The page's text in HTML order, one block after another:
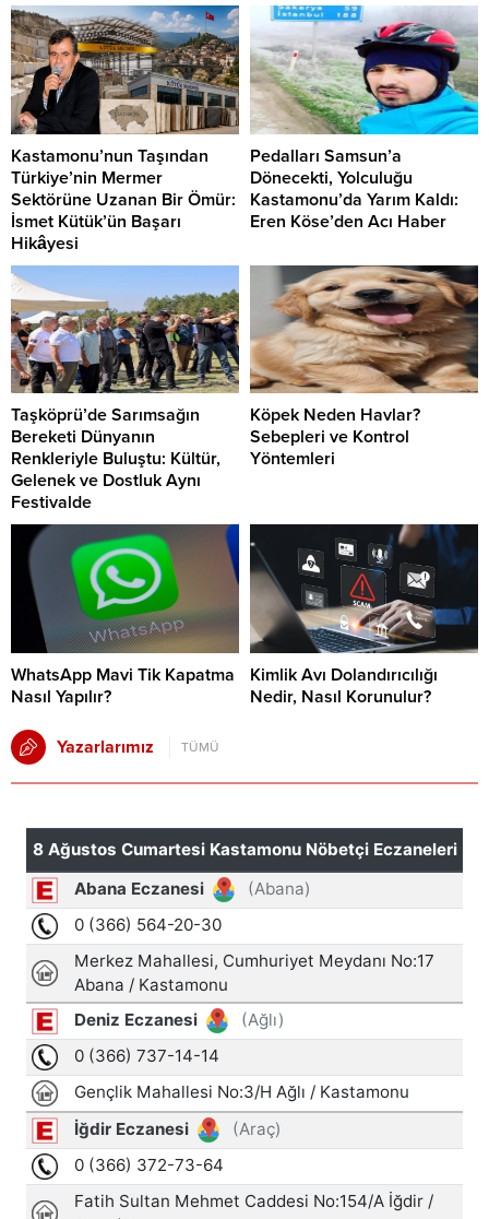
Kastamonu’nun Taşından
Türkiye’nin Mermer
Sektörüne Uzanan Bir Ömür:
İsmet Kütük’ün Başarı
Hikâyesi
Pedalları Samsun’a
Dönecekti, Yolculuğu
Kastamonu’da Yarım Kaldı:
Eren Köse’den Acı Haber
Taşköprü’de Sarımsağın
Bereketi Dünyanın
Renkleriyle Buluştu: Kültür,
Gelenek ve Dostluk Aynı
Festivalde
Köpek Neden Havlar?
Sebepleri ve Kontrol
Yöntemleri
WhatsApp Mavi Tik Kapatma
Nasıl Yapılır?
Kimlik Avı Dolandırıcılığı
Nedir, Nasıl Korunulur?
Yazarlarımız TÜMÜ